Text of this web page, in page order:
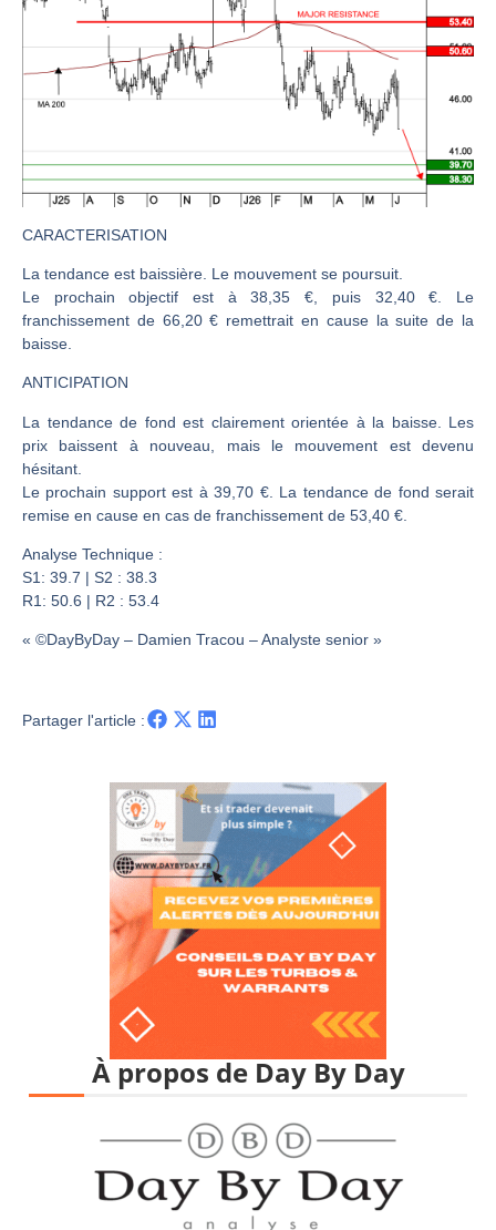
CAC 40 : Vers un nouveau record ? Analyse avant la décision de la Fed | Denis Desclos – Chrono CAC
Bernard Prats-Desclaux : Penser les marchés à l’ère des ruptures | Interview Littéraire
NASDAQ : La tendance haussière reste intacte | Ludovick Bertola – Les Echos de Wall Street
GBP/USD : Un premier ministre déjà sur le scelette | Philippe Lhermie – Flash Forex
La France, maillon faible de l’Europe ! | Jean-Louis Cussac – Chrono CAC
Les investisseurs y croient toujours | Point Stratégique Hebdomadaire – Éric Galiègue
CARACTERISATION
La tendance est baissière. Le mouvement se poursuit.
Le prochain objectif est à 38,35 €, puis 32,40 €. Le
franchissement de 66,20 € remettrait en cause la suite de la
baisse.
ANTICIPATION
La tendance de fond est clairement orientée à la baisse. Les
prix baissent à nouveau, mais le mouvement est devenu
hésitant.
Le prochain support est à 39,70 €. La tendance de fond serait
remise en cause en cas de franchissement de 53,40 €.
Analyse Technique :
S1: 39.7 | S2 : 38.3
R1: 50.6 | R2 : 53.4
« ©DayByDay – Damien Tracou – Analyste senior »
Partager l'article :
À propos de Day By Day